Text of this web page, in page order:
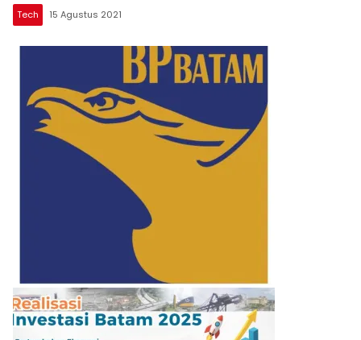
Tech 15 Agustus 2021